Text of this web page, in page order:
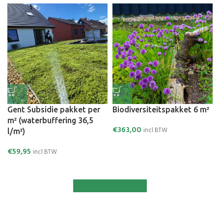
Gent Subsidie pakket per
m² (waterbuffering 36,5
l/m²)
€59,95 incl BTW
Biodiversiteitspakket 6 m²
€363,00 incl BTW